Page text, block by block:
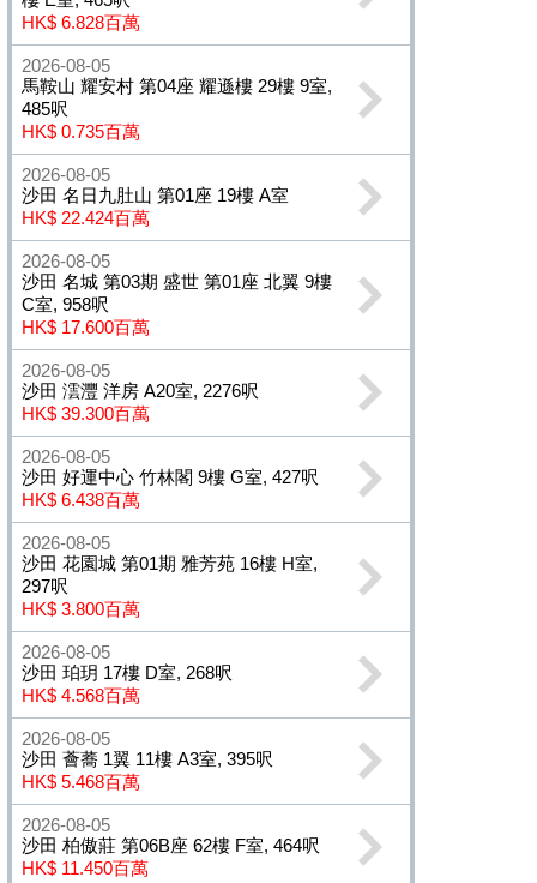
HK$ 6.828百萬
2026-08-05
馬鞍山 耀安村 第04座 耀遜樓 29樓 9室,
485呎
HK$ 0.735百萬
2026-08-05
沙田 名日九肚山 第01座 19樓 A室
HK$ 22.424百萬
2026-08-05
沙田 名城 第03期 盛世 第01座 北翼 9樓
C室, 958呎
HK$ 17.600百萬
2026-08-05
沙田 澐灃 洋房 A20室, 2276呎
HK$ 39.300百萬
2026-08-05
沙田 好運中心 竹林閣 9樓 G室, 427呎
HK$ 6.438百萬
2026-08-05
沙田 花園城 第01期 雅芳苑 16樓 H室,
297呎
HK$ 3.800百萬
2026-08-05
沙田 珀玥 17樓 D室, 268呎
HK$ 4.568百萬
2026-08-05
沙田 薈蕎 1翼 11樓 A3室, 395呎
HK$ 5.468百萬
2026-08-05
沙田 柏傲莊 第06B座 62樓 F室, 464呎
HK$ 11.450百萬